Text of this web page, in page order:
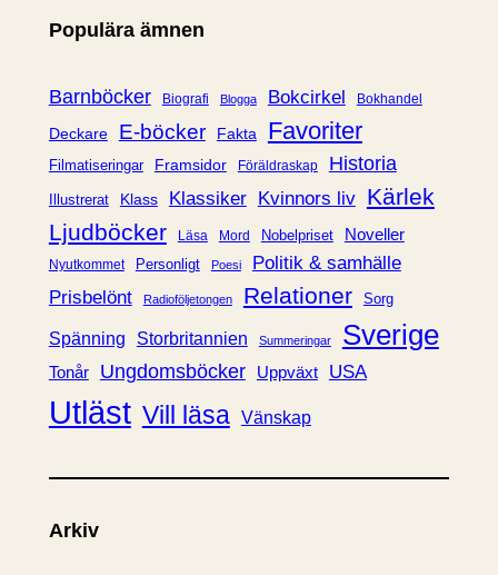
g
r
i
Populära ämnen
Barnböcker Biografi Blogga Bokcirkel Bokhandel
Deckare E-böcker Fakta Favoriter
Filmatiseringar Framsidor Föräldraskap Historia
Illustrerat Klass Klassiker Kvinnors liv Kärlek
Ljudböcker
Läsa Mord Nobelpriset Noveller
Nyutkommet Personligt Poesi
Politik & samhälle
Prisbelönt
Radioföljetongen Relationer Sorg
Spänning Storbritannien Summeringar Sverige
Tonår Ungdomsböcker Uppväxt USA
Utläst Vill läsa Vänskap
Arkiv